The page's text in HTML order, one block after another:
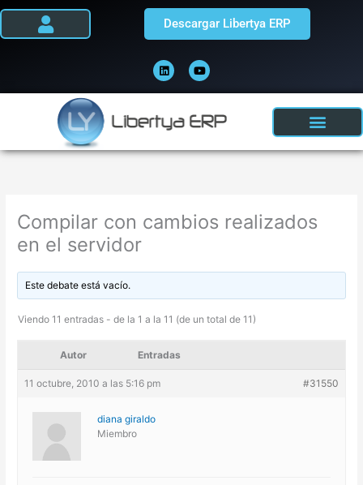
Ir
i
n
k
e
i
n
o
u
t
u
e
Descargar Libertya ERP
Compilar con cambios realizados
en el servidor
Este debate está vacío.
Viendo 11 entradas - de la 1 a la 11 (de un total de 11)
Autor Entradas
11 octubre, 2010 a las 5:16 pm #31550
diana giraldo
Miembro